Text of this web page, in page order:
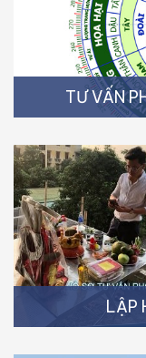
TƯ VẤN
LẬP